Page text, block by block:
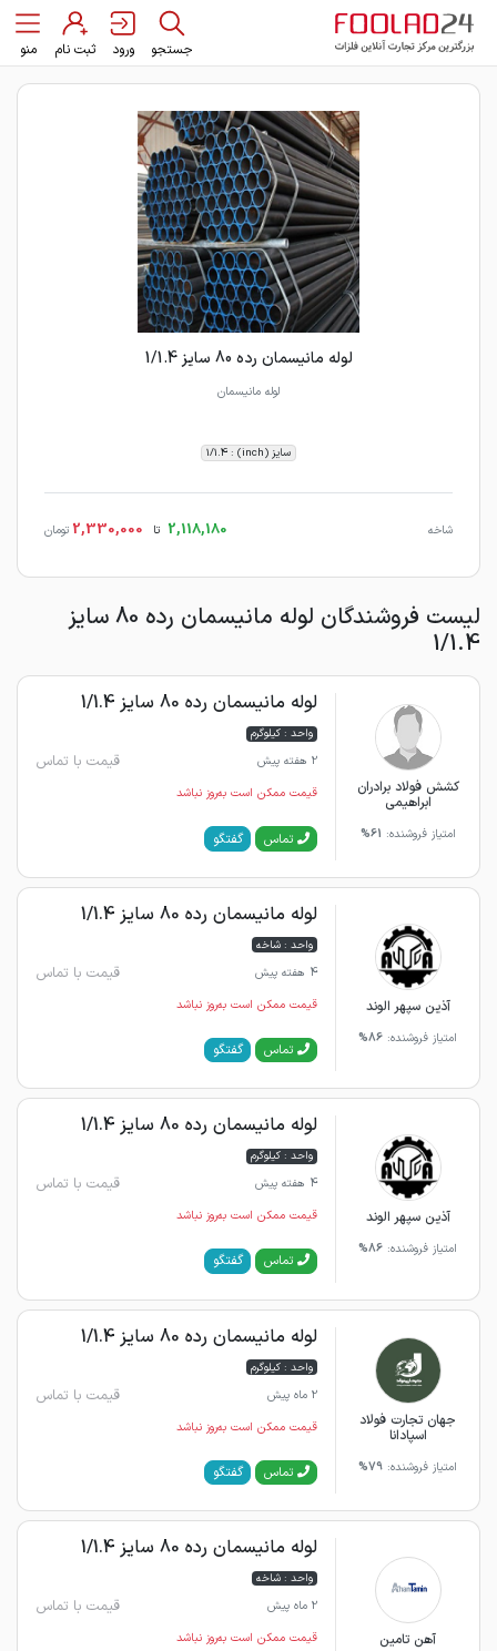
جستجو ورود ثبت نام منو
لوله مانیسمان رده 80 سایز 1/1.4
لوله مانیسمان
سایز (inch) : 1/1.4
شاخه 2,118,180 تا 2,330,000 تومان
لیست فروشندگان لوله مانیسمان رده 80 سایز
1/1.4
کشش فولاد برادران
ابراهیمی
امتیاز فروشنده: 61%
لوله مانیسمان رده 80 سایز 1/1.4
واحد : کیلوگرم
2 هفته پیش
قیمت با تماس
قیمت ممکن است به‌روز نباشد
تماس گفتگو
آذین سپهر الوند
امتیاز فروشنده: 86%
لوله مانیسمان رده 80 سایز 1/1.4
واحد : شاخه
4 هفته پیش
قیمت با تماس
قیمت ممکن است به‌روز نباشد
تماس گفتگو
آذین سپهر الوند
امتیاز فروشنده: 86%
لوله مانیسمان رده 80 سایز 1/1.4
واحد : کیلوگرم
4 هفته پیش
قیمت با تماس
قیمت ممکن است به‌روز نباشد
تماس گفتگو
جهان تجارت فولاد
اسپادانا
امتیاز فروشنده: 79%
لوله مانیسمان رده 80 سایز 1/1.4
واحد : کیلوگرم
2 ماه پیش
قیمت با تماس
قیمت ممکن است به‌روز نباشد
تماس گفتگو
آهن تامین
لوله مانیسمان رده 80 سایز 1/1.4
واحد : شاخه
2 ماه پیش
قیمت با تماس
قیمت ممکن است به‌روز نباشد